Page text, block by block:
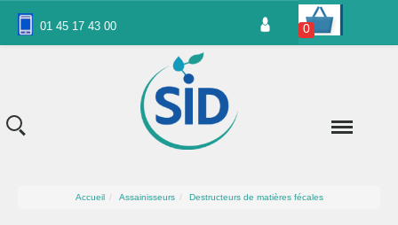
01 45 17 43 00 0
Accueil Assainisseurs Destructeurs de matières fécales